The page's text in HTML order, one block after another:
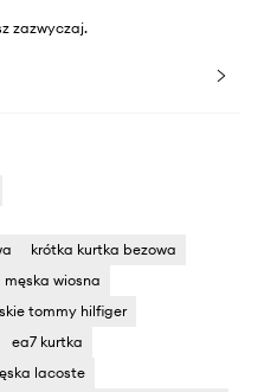
zazwyczaj.
krótka kurtka bezowa
męska wiosna
tommy hilfiger
ea7 kurtka
lacoste